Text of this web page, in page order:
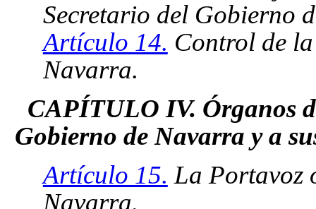
Secretario del Gobierno
Artículo 14. Control de
Navarra.
CAPÍTULO IV. Órganos
Gobierno de Navarra y a
Artículo 15. La Portavoz
Navarra.